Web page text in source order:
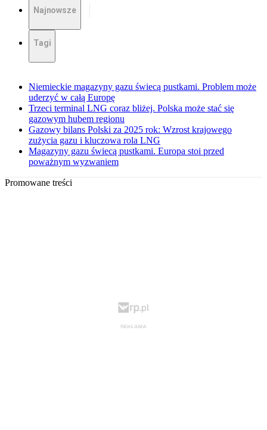
Najnowsze
Tagi
Niemieckie magazyny gazu świecą pustkami. Problem może
uderzyć w całą Europę
Trzeci terminal LNG coraz bliżej. Polska może stać się
gazowym hubem regionu
Gazowy bilans Polski za 2025 rok: Wzrost krajowego
zużycia gazu i kluczowa rola LNG
Magazyny gazu świecą pustkami. Europa stoi przed
poważnym wyzwaniem
Promowane treści